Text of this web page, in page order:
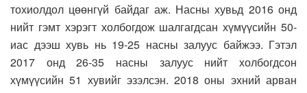
тохиолдол цөөнгүй байдаг аж. Насны хувьд 2016 онд
нийт гэмт хэрэгт холбогдож шалгагдсан хүмүүсийн 50-
иас дээш хувь нь 19-25 насны залуус байжээ. Гэтэл
2017 онд 26-35 насны залуус нийт холбогдсон
хүмүүсийн 51 хувийг эзэлсэн. 2018 оны эхний арван